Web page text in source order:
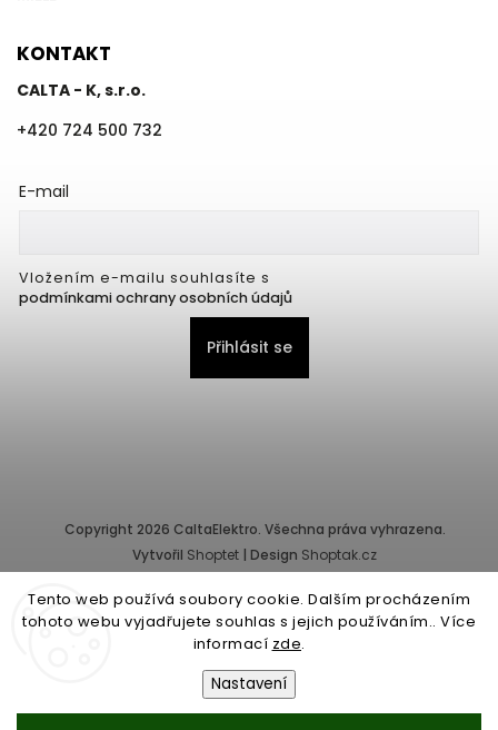
Tento web používá soubory cookie. Dalším procházením
tohoto webu vyjadřujete souhlas s jejich používáním.. Více
informací zde.
Nastavení
KONTAKT
CALTA - K, s.r.o.
+420 724 500 732
E-mail
Vložením e-mailu souhlasíte s
podmínkami ochrany osobních údajů
Přihlásit se
Copyright 2026 CaltaElektro. Všechna práva vyhrazena.
Vytvořil Shoptet | Design Shoptak.cz
Provozovatel e-shopu: CALTA - K, s.r.o., IČ: 25155822, Pernerova
10/32, Karlín, 186 00 Praha.
Společnost je zapsána v obchodním rejstříku vedeném Městským
soudem v Praze - oddíl C, vložka 87218.